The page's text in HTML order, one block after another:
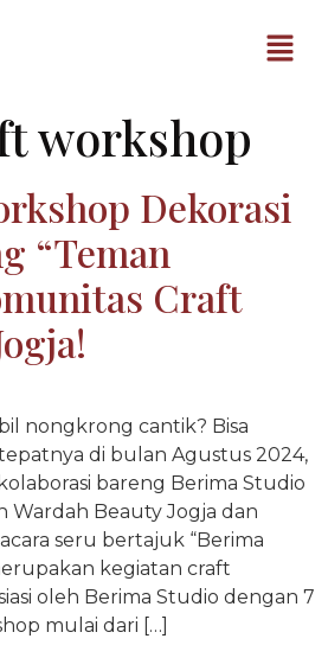
workshop
Dekorasi
“Teman
Craft
nongkrong cantik? Bisa
di bulan Agustus 2024,
bareng Berima Studio
Wardah Beauty Jogja dan
seru bertajuk “Berima
kegiatan craft
oleh Berima Studio dengan 7
mulai dari […]